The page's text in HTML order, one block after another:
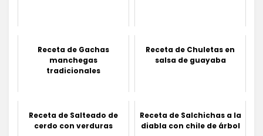
Receta de Gachas
manchegas
tradicionales
Receta de Chuletas en
salsa de guayaba
Receta de Salteado de
cerdo con verduras
Receta de Salchichas a la
diabla con chile de árbol